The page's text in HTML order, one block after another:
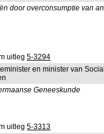
door overconsumptie van
uitleg5-3294
en minister van
Geneeskunde
uitleg5-3313